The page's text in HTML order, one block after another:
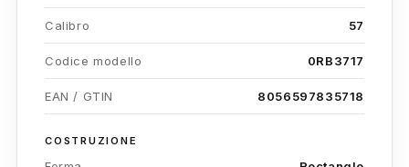
Calibro 57
Codice modello 0RB3717
EAN / GTIN 8056597835718
COSTRUZIONE